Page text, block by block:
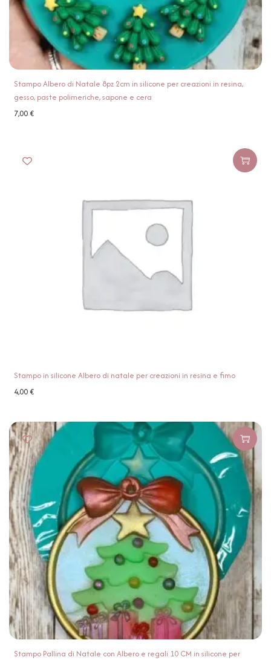
Stampo Albero di Natale 8pz 2cm in silicone per creazioni in resina,
gesso, paste polimeriche, sapone e cera
7,00€
Stampo in silicone Albero di natale per creazioni in resina e fimo
4,00€
Stampo Pallina di Natale con Albero e regali 10 CM in silicone per